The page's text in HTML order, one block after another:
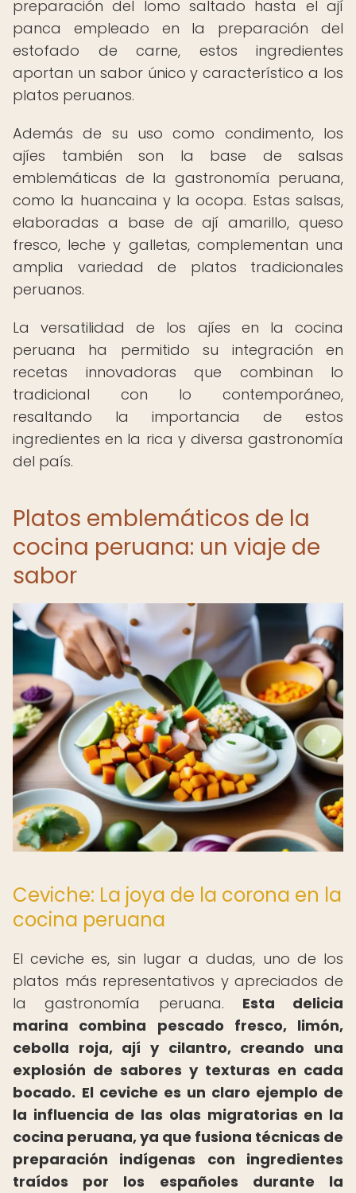
preparación del lomo saltado hasta el ají
panca empleado en la preparación del
estofado de carne, estos ingredientes
aportan un sabor único y característico a los
platos peruanos.
Además de su uso como condimento, los
ajíes también son la base de salsas
emblemáticas de la gastronomía peruana,
como la huancaina y la ocopa. Estas salsas,
elaboradas a base de ají amarillo, queso
fresco, leche y galletas, complementan una
amplia variedad de platos tradicionales
peruanos.
La versatilidad de los ajíes en la cocina
peruana ha permitido su integración en
recetas innovadoras que combinan lo
tradicional con lo contemporáneo,
resaltando la importancia de estos
ingredientes en la rica y diversa gastronomía
del país.
Platos emblemáticos de la
cocina peruana: un viaje de
sabor
Ceviche: La joya de la corona en la
cocina peruana
El ceviche es, sin lugar a dudas, uno de los
platos más representativos y apreciados de
la gastronomía peruana. Esta delicia
marina combina pescado fresco, limón,
cebolla roja, ají y cilantro, creando una
explosión de sabores y texturas en cada
bocado. El ceviche es un claro ejemplo de
la influencia de las olas migratorias en la
cocina peruana, ya que fusiona técnicas de
preparación indígenas con ingredientes
traídos por los españoles durante la